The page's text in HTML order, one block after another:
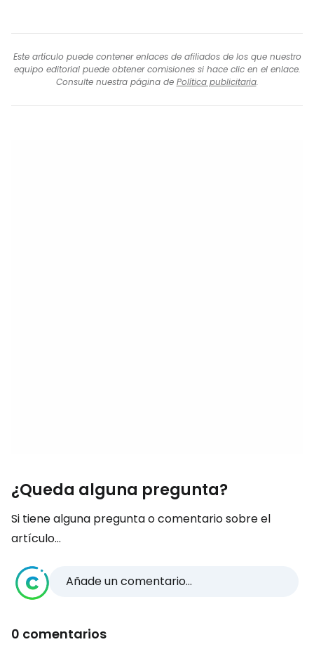
Este artículo puede contener enlaces de afiliados de los que nuestro
equipo editorial puede obtener comisiones si hace clic en el enlace.
Consulte nuestra página de Política publicitaria.
¿Queda alguna pregunta?
Si tiene alguna pregunta o comentario sobre el
artículo...
Añade un comentario...
0 comentarios